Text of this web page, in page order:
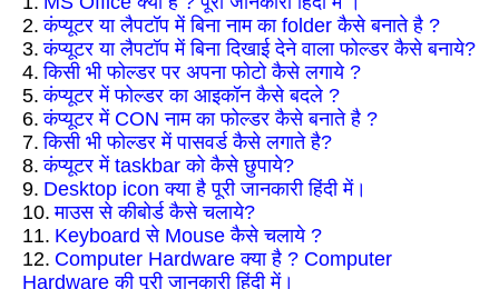
2. कंप्यूटर या लैपटॉप में बिना नाम का folder कैसे बनाते है ?
3. कंप्यूटर या लैपटॉप में बिना दिखाई देने वाला फोल्डर कैसे बनाये?
4. किसी भी फोल्डर पर अपना फोटो कैसे लगाये ?
5. कंप्यूटर में फोल्डर का आइकॉन कैसे बदले ?
6. कंप्यूटर में CON नाम का फोल्डर कैसे बनाते है ?
7. किसी भी फोल्डर में पासवर्ड कैसे लगाते है?
8. कंप्यूटर में taskbar को कैसे छुपाये?
9. Desktop icon क्या है पूरी जानकारी हिंदी में।
10. माउस से कीबोर्ड कैसे चलाये?
11. Keyboard से Mouse कैसे चलाये ?
12. Computer Hardware क्या है ? Computer
Hardware की पूरी जानकारी हिंदी में।